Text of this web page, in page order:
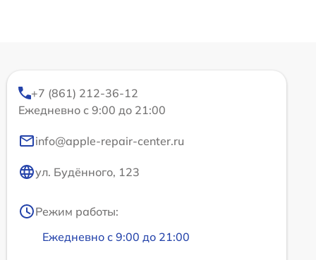
+7 (861) 212-36-12
Ежедневно с 9:00 до 21:00
info@apple-repair-center.ru
ул. Будённого, 123
Режим работы:
Ежедневно с 9:00 до 21:00